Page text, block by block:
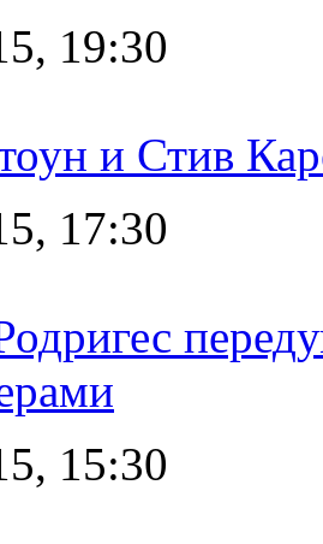
19:30
и Стив
17:30
15:30